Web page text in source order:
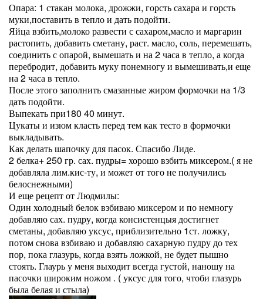
Опара: 1 стакан молока, дрожжи, горсть сахара и горсть
муки,поставить в тепло и дать подойти.
Яйца взбить,молоко развести с сахаром,масло и маргарин
растопить, добавить сметану, раст. масло, соль, перемешать,
соединить с опарой, вымешать и на 2 часа в тепло, а когда
перебродит, добавить муку понемногу и вымешивать,и еще
на 2 часа в тепло.
После этого заполнить смазанные жиром формочки на 1/3
дать подойти.
Выпекать при180 40 минут.
Цукаты и изюм класть перед тем как тесто в формочки
выкладывать.
Как делать шапочку для пасок. Спасибо Лиде.
2 белка+ 250 гр. сах. пудры= хорошо взбить миксером.( я не
добавляла лим.кис-ту, и может от того не получились
белоснежными)
И еще рецепт от Людмилы:
Один холодный белок взбиваю миксером и по немногу
добавляю сах. пудру, когда консистенцыя достигнет
сметаны, добавляю уксус, приблизительно 1ст. ложку,
потом снова взбиваю и добавляю сахарную пудру до тех
пор, пока глазурь, когда взять ложкой, не будет пышно
стоять. Глаурь у меня выходит всегда густой, наношу на
пасочки широким ножом . ( уксус для того, чтоби глазурь
была белая и стыла)